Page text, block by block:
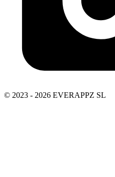
© 2023 - 2026 EVERAPPZ SL